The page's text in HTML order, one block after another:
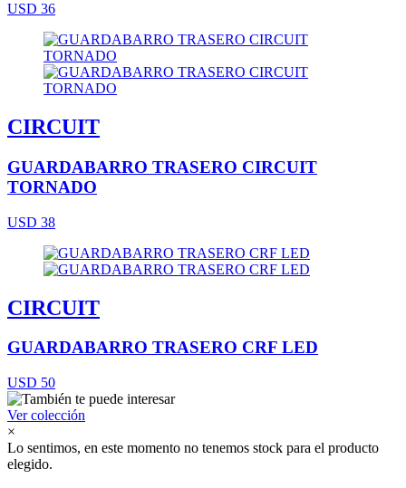
USD 36
CIRCUIT
GUARDABARRO TRASERO CIRCUIT
TORNADO
USD 38
CIRCUIT
GUARDABARRO TRASERO CRF LED
USD 50
Ver colección
×
Lo sentimos, en este momento no tenemos stock para el producto
elegido.